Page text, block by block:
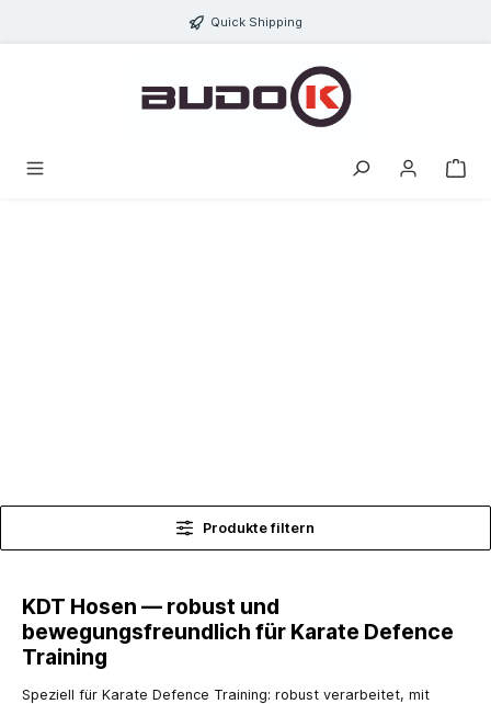
Quick Shipping
Produkte filtern
KDT Hosen — robust und
bewegungsfreundlich für Karate Defence
Training
Speziell für Karate Defence Training: robust verarbeitet, mit